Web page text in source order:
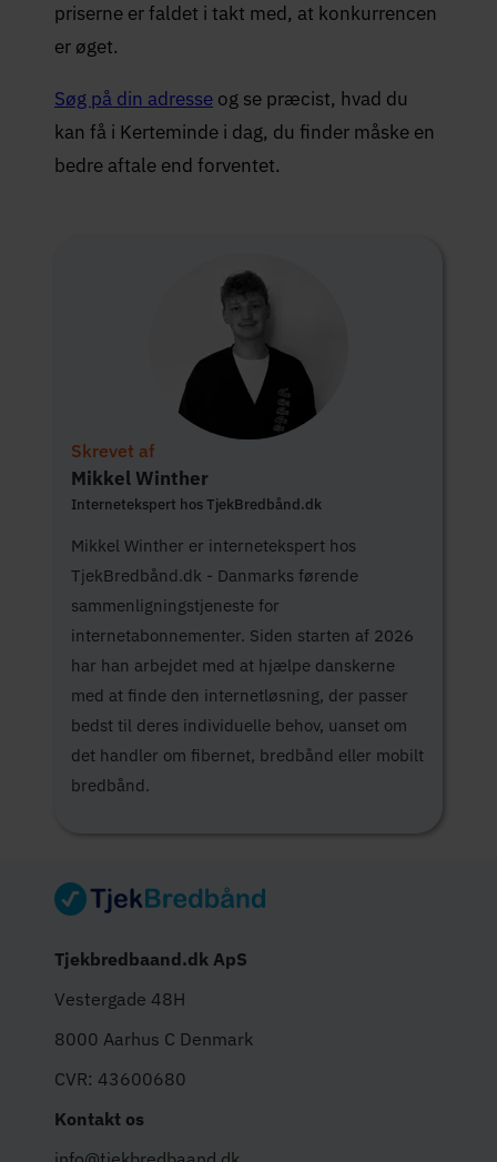
priserne er faldet i takt med, at konkurrencen
er øget.
Søg på din adresse og se præcist, hvad du
kan få i Kerteminde i dag, du finder måske en
bedre aftale end forventet.
Skrevet af
Mikkel Winther
Internetekspert hos TjekBredbånd.dk
Mikkel Winther er internetekspert hos
TjekBredbånd.dk - Danmarks førende
sammenligningstjeneste for
internetabonnementer. Siden starten af 2026
har han arbejdet med at hjælpe danskerne
med at finde den internetløsning, der passer
bedst til deres individuelle behov, uanset om
det handler om fibernet, bredbånd eller mobilt
bredbånd.
Tjekbredbaand.dk ApS
Vestergade 48H
8000 Aarhus C Denmark
CVR: 43600680
Kontakt os